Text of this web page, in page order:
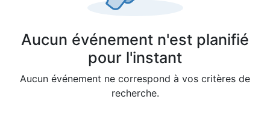
Aucun événement n'est planifié
pour l'instant
Aucun événement ne correspond à vos critères de
recherche.